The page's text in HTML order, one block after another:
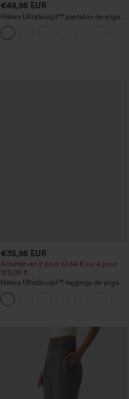
€49,95 EUR
Halara UltraSculpt™ pantalon de yoga
droit taille haute gainant à imprimé
léopard avec poches
€35,95 EUR
Achetez-en 2 pour 61,54 € ou 4 pour
123,08 €.
Halara UltraSculpt™ leggings de yoga
taille haute, gainants avec contrôle du
ventre, coupe bootcut, à poches